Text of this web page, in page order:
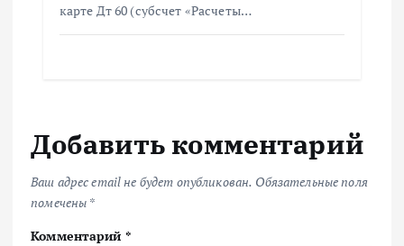
карте Дт 60 (субсчет «Расчеты…
Добавить комментарий
Ваш адрес email не будет опубликован. Обязательные поля
помечены *
Комментарий *